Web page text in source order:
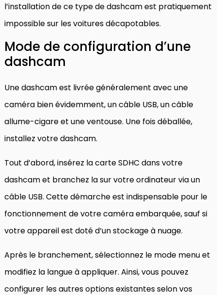
l’installation de ce type de dashcam est pratiquement
impossible sur les voitures décapotables.
Mode de configuration d’une
dashcam
Une dashcam est livrée généralement avec une
caméra bien évidemment, un câble USB, un câble
allume-cigare et une ventouse. Une fois déballée,
installez votre dashcam.
Tout d’abord, insérez la carte SDHC dans votre
dashcam et branchez la sur votre ordinateur via un
câble USB. Cette démarche est indispensable pour le
fonctionnement de votre caméra embarquée, sauf si
votre appareil est doté d’un stockage à nuage.
Après le branchement, sélectionnez le mode menu et
modifiez la langue à appliquer. Ainsi, vous pouvez
configurer les autres options existantes selon vos